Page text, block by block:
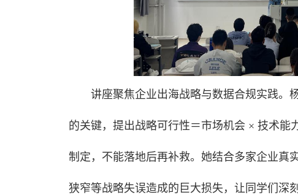
讲座聚焦企业出海战略与数据合规实践。
的关键，提出战略可行性＝市场机会 × 技术
制定，不能落地后再补救。她结合多家企业真
狭窄等战略失误造成的巨大损失，让同学们深